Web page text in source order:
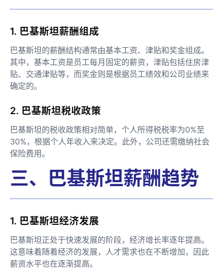
1. 巴基斯坦薪酬组成
巴基斯坦的薪酬结构通常由基本工资、津贴和奖金组成。
其中，基本工资是员工每月固定的薪资，津贴包括住房津
贴、交通津贴等，而奖金则是根据员工绩效和公司业绩来
确定的。
2. 巴基斯坦税收政策
巴基斯坦的税收政策相对简单，个人所得税税率为0%至
30%，根据个人年收入来决定。此外，公司还需缴纳社会
保险费用。
三、巴基斯坦薪酬趋势
1. 巴基斯坦经济发展
巴基斯坦正处于快速发展的阶段，经济增长率逐年提高。
这意味着随着经济的发展，人才需求也在不断增加，因此
薪资水平也在逐渐提高。